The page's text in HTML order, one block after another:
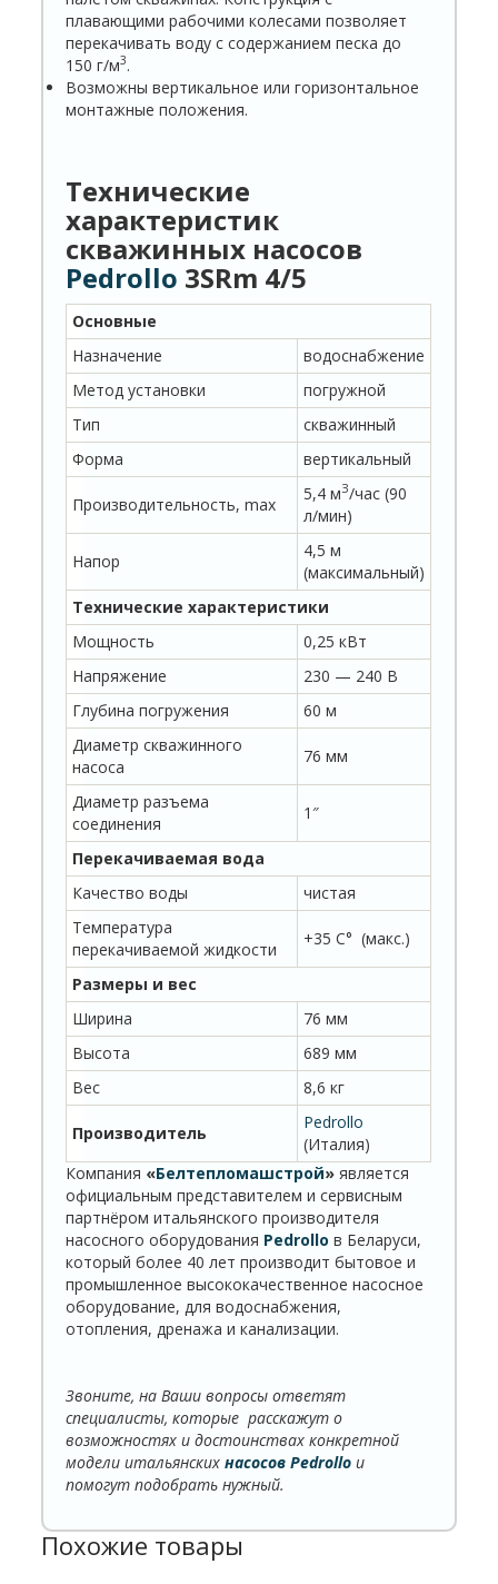
плавающими рабочими колесами позволяет
перекачивать воду с содержанием песка до
150 г/м3.
Возможны вертикальное или горизонтальное
монтажные положения.
Технические
характеристик
скважинных насосов
Pedrollo 3SRm 4/5
Основные
Назначение
водоснабжение
Метод установки
погружной
Тип
скважинный
Форма
вертикальный
Производительность, max
5,4 мЗ/час (90
л/мин)
Напор
4,5 м
(максимальный)
Технические характеристики
Мощность
0,25 кВт
Напряжение
230 — 240 В
Глубина погружения
60 м
Диаметр скважинного
насоса
76 мм
Диаметр разъема
соединения
1″
Перекачиваемая вода
Качество воды
чистая
Температура
перекачиваемой жидкости
+35 C° (макс.)
Размеры и вес
Ширина
76 мм
Высота
689 мм
Вес
8,6 кг
Производитель
Pedrollo
(Италия)
Компания «Белтепломашстрой» является
официальным представителем и сервисным
партнёром итальянского производителя
насосного оборудования Pedrollo в Беларуси,
который более 40 лет производит бытовое и
промышленное высококачественное насосное
оборудование, для водоснабжения,
отопления, дренажа и канализации.
Звоните, на Ваши вопросы ответят
специалисты, которые расскажут о
возможностях и достоинствах конкретной
модели итальянскихнасосов Pedrollo и
помогут подобрать нужный.
Похожие товары